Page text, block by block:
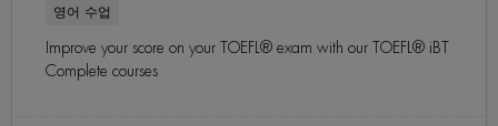
영어 수업
Improve your score on your TOEFL® exam with our TOEFL® iBT
Complete courses